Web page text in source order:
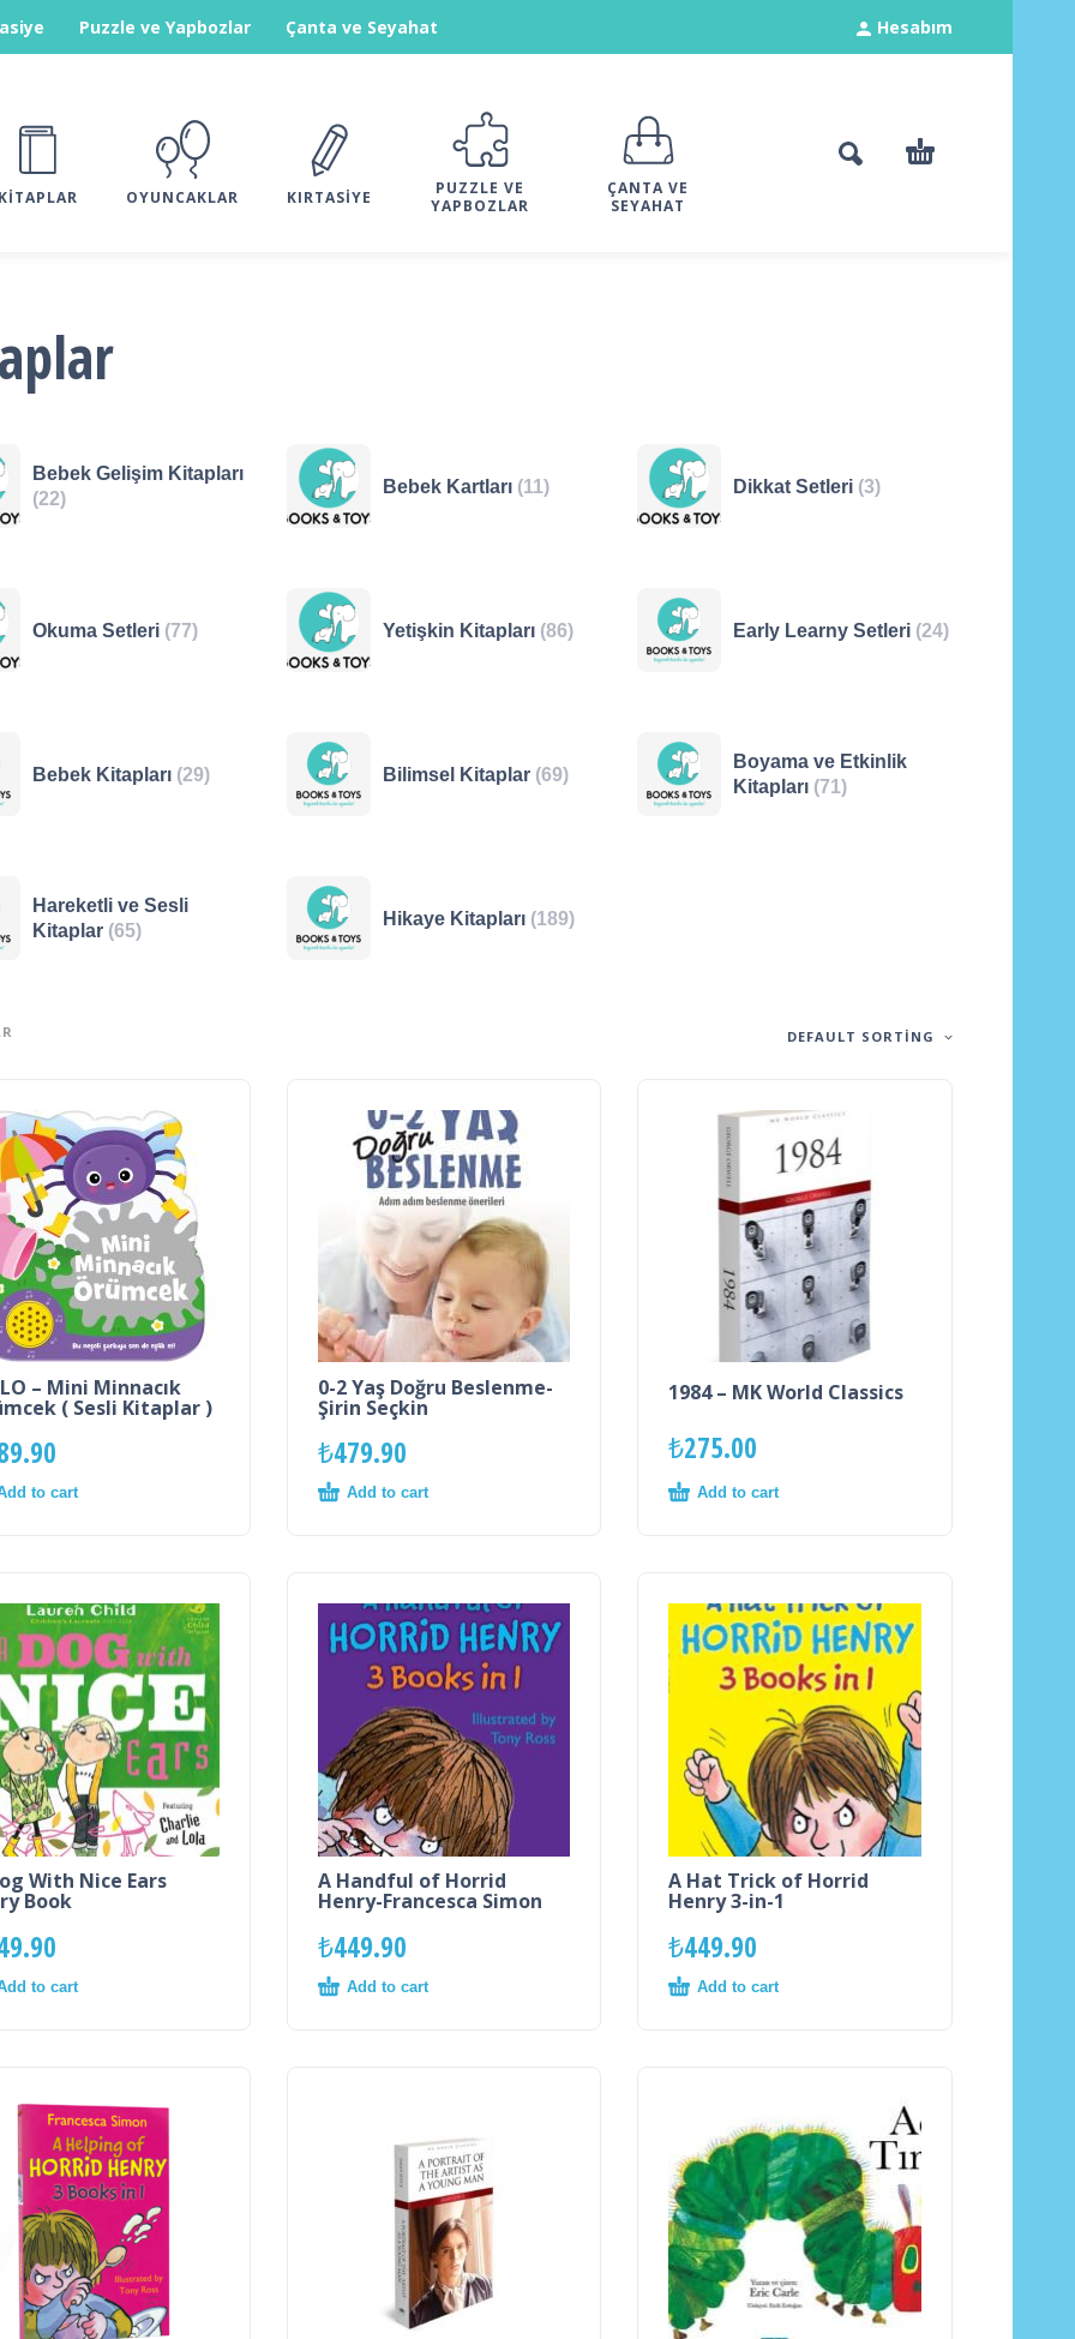
Hesabım
Puzzle ve Yapbozlar Çanta ve Seyahat
KITAPLAR OYUNCAKLAR KIRTASIYE
PUZZLE VE
YAPBOZLAR
ÇANTA VE
SEYAHAT
Bebek Gelişim Kitapları
(22)
Bebek Kartları (11) Dikkat Setleri (3)
Okuma Setleri (77) Yetişkin Kitapları (86) Early Learny Setleri (24)
Bebek Kitapları (29) Bilimsel Kitaplar (69)
Boyama ve Etkinlik
Kitapları (71)
Hareketli ve Sesli
Kitaplar (65)
Hikaye Kitapları (189)
DEFAULT SORTING
– Mini Minnacık
( Sesli Kitaplar )
to cart
0-2 Yaş Doğru Beslenme-
Şirin Seçkin
₺479.90
Add to cart
1984 – MK World Classics
₺275.00
Add to cart
With Nice Ears
Book
to cart
A Handful of Horrid
Henry-Francesca Simon
₺449.90
Add to cart
A Hat Trick of Horrid
Henry 3-in-1
₺449.90
Add to cart